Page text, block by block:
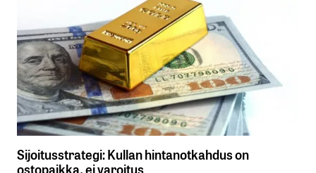
Sijoitusstrategi: Kullan hintanotkahdus on
ostopaikka, ei varoitus